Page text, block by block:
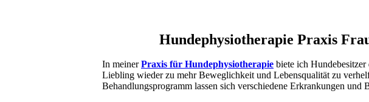
Hundephysiotherapie Praxis
In meinerPraxis für Hundephysiotherapie biete ich
Liebling wieder zu mehr Beweglichkeit und Lebensqualität zu
Behandlungsprogramm lassen sich verschiedene Erkrankungen und